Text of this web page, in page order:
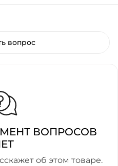
вопрос
ВОПРОСОВ
об этом товаре.